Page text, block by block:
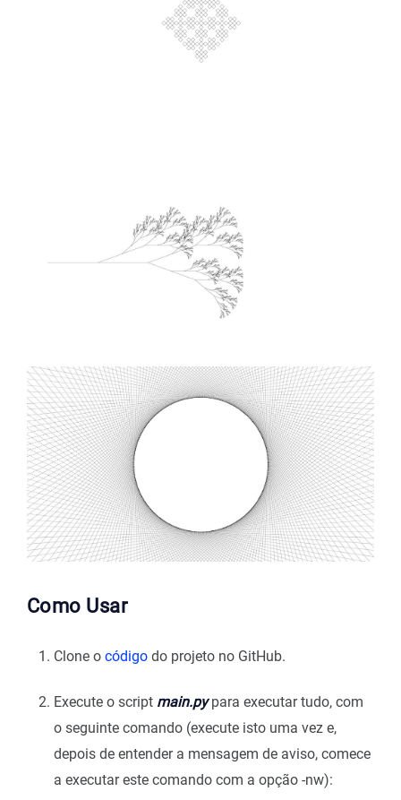
Como Usar
Clone o código do projeto no GitHub.
Execute o script main.pypara executar tudo, com
o seguinte comando (execute isto uma vez e,
depois de entender a mensagem de aviso, comece
a executar este comando com a opção -nw):